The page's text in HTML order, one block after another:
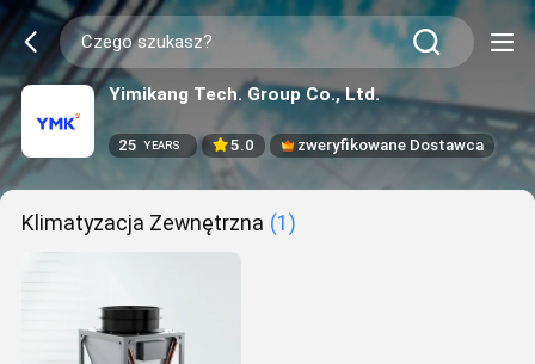
Yimikang Tech. Group Co., Ltd.
25 YEARS 5.0 zweryfikowane Dostawca
Klimatyzacja Zewnętrzna (1)